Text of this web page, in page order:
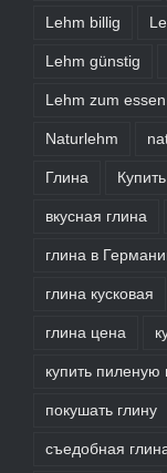
Lehm billig
Lehm günstig
Lehm zum
Naturlehm
Глина
вкусная глина
глина в
глина кусковая
глина цена
купить пиленую
покушать глину
съедобная